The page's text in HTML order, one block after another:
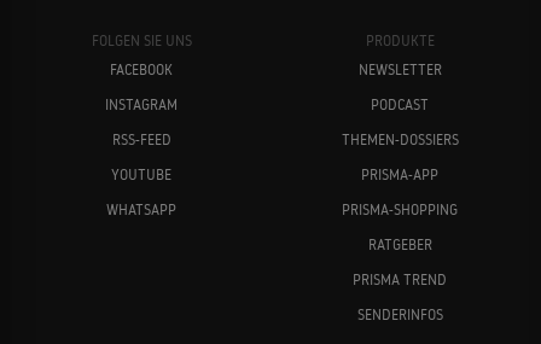
FOLGEN SIE UNS
FACEBOOK
INSTAGRAM
RSS-FEED
YOUTUBE
WHATSAPP
PRODUKTE
NEWSLETTER
PODCAST
THEMEN-DOSSIERS
PRISMA-APP
PRISMA-SHOPPING
RATGEBER
PRISMA TREND
SENDERINFOS